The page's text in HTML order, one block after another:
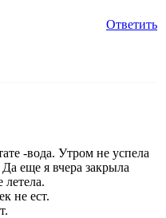
Ответить
-вода. Утром не успела
еще я вчера закрыла
не ест.